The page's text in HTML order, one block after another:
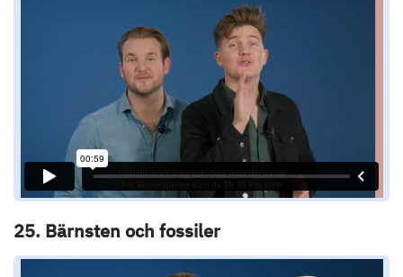
25. Bärnsten och fossiler